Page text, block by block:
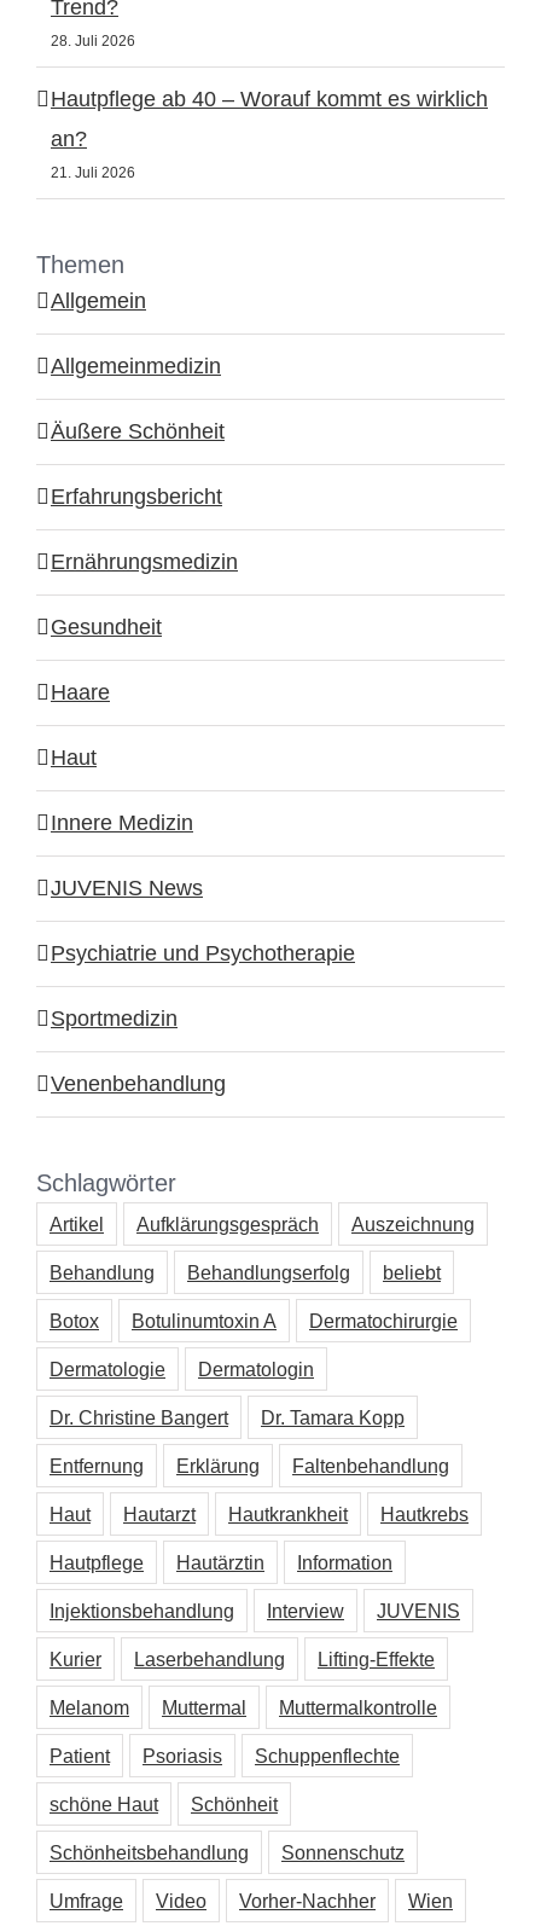
Trend?
28. Juli 2026
Hautpflege ab 40 – Worauf kommt es wirklich
an?
21. Juli 2026
Themen
Allgemein
Allgemeinmedizin
Äußere Schönheit
Erfahrungsbericht
Ernährungsmedizin
Gesundheit
Haare
Haut
Innere Medizin
JUVENIS News
Psychiatrie und Psychotherapie
Sportmedizin
Venenbehandlung
Schlagwörter
Artikel Aufklärungsgespräch Auszeichnung
Behandlung Behandlungserfolg beliebt
Botox Botulinumtoxin A Dermatochirurgie
Dermatologie Dermatologin
Dr. Christine Bangert Dr. Tamara Kopp
Entfernung Erklärung Faltenbehandlung
Haut Hautarzt Hautkrankheit Hautkrebs
Hautpflege Hautärztin Information
Injektionsbehandlung Interview JUVENIS
Kurier Laserbehandlung Lifting-Effekte
Melanom Muttermal Muttermalkontrolle
Patient Psoriasis Schuppenflechte
schöne Haut Schönheit
Schönheitsbehandlung Sonnenschutz
Umfrage Video Vorher-Nachher Wien